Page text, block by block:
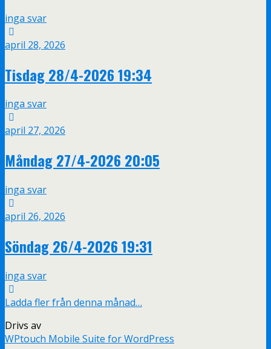
inga svar
april 28, 2026
Tisdag 28/4-2026 19:34
inga svar
april 27, 2026
Måndag 27/4-2026 20:05
inga svar
april 26, 2026
Söndag 26/4-2026 19:31
inga svar
Ladda fler från denna månad…
Drivs av
WPtouch Mobile Suite for WordPress